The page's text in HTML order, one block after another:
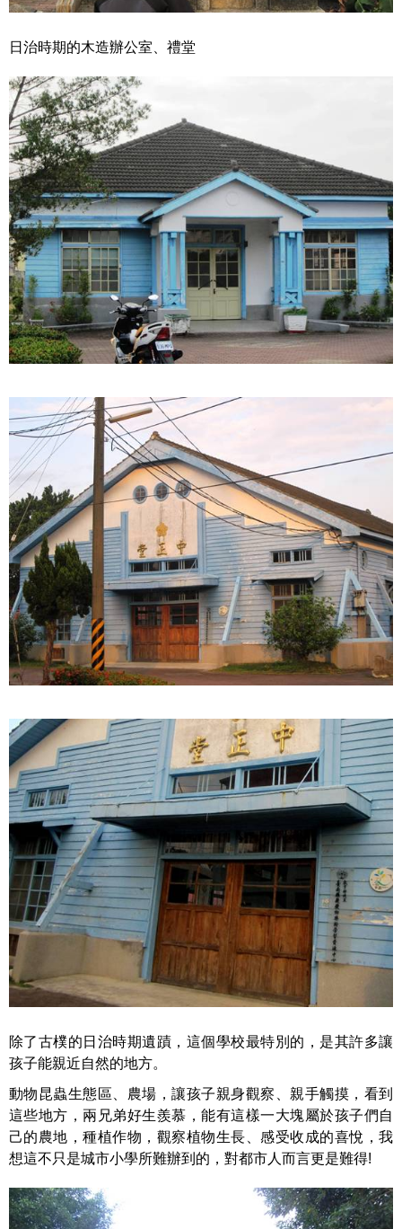
日治時期的木造辦公室、禮堂
除了古樸的日治時期遺蹟，這個學校最特別的，是其許多讓
孩子能親近自然的地方。
動物昆蟲生態區、農場，讓孩子親身觀察、親手觸摸，看到
這些地方，兩兄弟好生羨慕，能有這樣一大塊屬於孩子們自
己的農地，種植作物，觀察植物生長、感受收成的喜悅，我
想這不只是城市小學所難辦到的，對都市人而言更是難得!